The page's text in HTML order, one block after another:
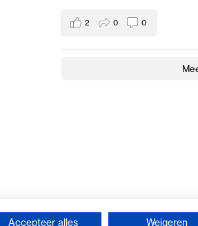
2 0 0
Accepteer alles Weigeren